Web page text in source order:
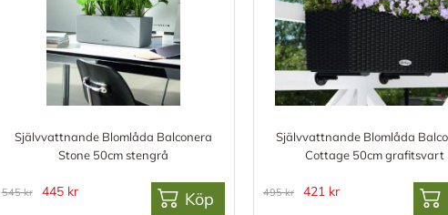
Självvattnande Blomlåda Balconera
Stone 50cm stengrå
545 kr 445 kr Köp
Självvattnande Blomlåda
Cottage 50cm grafitsvart
495 kr 421 kr